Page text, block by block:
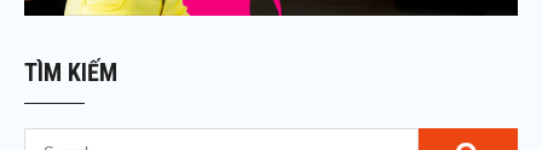
TÌM KIẾM